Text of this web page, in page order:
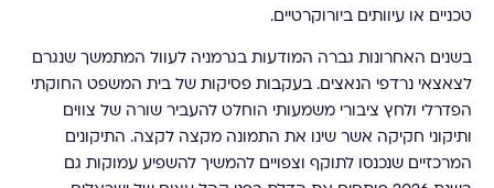
טכניים או עיוותים ביורוקרטיים.
בשנים האחרונות גברה המודעות בגרמניה לעוול המתמשך שנגרם
לצאצאי נרדפי הנאצים. בעקבות פסיקות של בית המשפט החוקתי
הפדרלי ולחץ ציבורי משמעותי הוחלט להעביר שורה של צווים
ותיקוני חקיקה אשר שינו את התמונה מקצה לקצה. התיקונים
המרכזיים שנכנסו לתוקף וצפויים להמשיך להשפיע עמוקות גם